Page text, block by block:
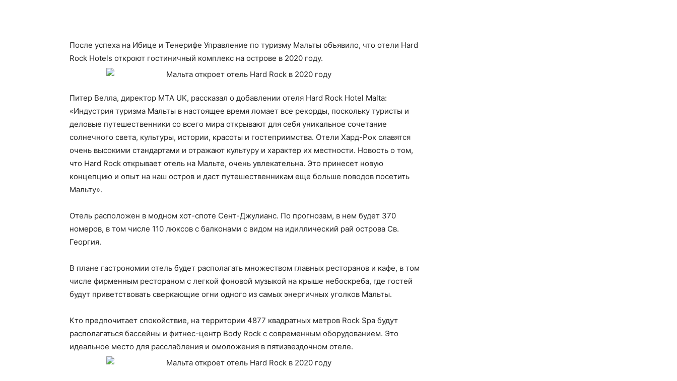
После успеха на Ибице и Тенерифе Управление по туризму Мальты объявило, что отели Hard
Rock Hotels откроют гостиничный комплекс на острове в 2020 году.
Питер Велла, директор MTA UK, рассказал о добавлении отеля Hard Rock Hotel Malta:
«Индустрия туризма Мальты в настоящее время ломает все рекорды, поскольку туристы и
деловые путешественники со всего мира открывают для себя уникальное сочетание
солнечного света, культуры, истории, красоты и гостеприимства. Отели Хард-Рок славятся
очень высокими стандартами и отражают культуру и характер их местности. Новость о том,
что Hard Rock открывает отель на Мальте, очень увлекательна. Это принесет новую
концепцию и опыт на наш остров и даст путешественникам еще больше поводов посетить
Мальту».
Отель расположен в модном хот-споте Сент-Джулианс. По прогнозам, в нем будет 370
номеров, в том числе 110 люксов с балконами с видом на идиллический рай острова Св.
Георгия.
В плане гастрономии отель будет располагать множеством главных ресторанов и кафе, в том
числе фирменным рестораном с легкой фоновой музыкой на крыше небоскреба, где гостей
будут приветствовать сверкающие огни одного из самых энергичных уголков Мальты.
Кто предпочитает спокойствие, на территории 4877 квадратных метров Rock Spa будут
располагаться бассейны и фитнес-центр Body Rock с современным оборудованием. Это
идеальное место для расслабления и омоложения в пятизвездочном отеле.